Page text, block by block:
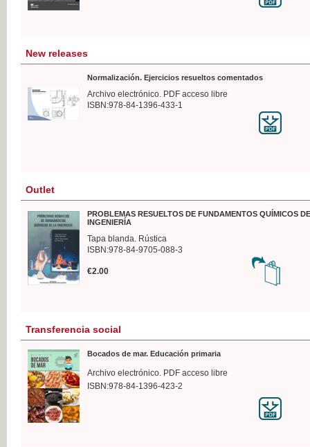
New releases
Normalización. Ejercicios resueltos comentados
Archivo electrónico. PDF acceso libre
ISBN:978-84-1396-433-1
Outlet
PROBLEMAS RESUELTOS DE FUNDAMENTOS QUÍMICOS
INGENIERÍA
Tapa blanda. Rústica
ISBN:978-84-9705-088-3
€2.00
Transferencia social
Bocados de mar. Educación primaria
Archivo electrónico. PDF acceso libre
ISBN:978-84-1396-423-2